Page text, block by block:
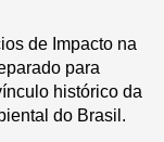
de Impacto na
para
histórico da
do Brasil.